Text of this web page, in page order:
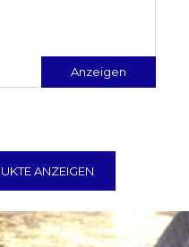
Anzeigen
ANZEIGEN